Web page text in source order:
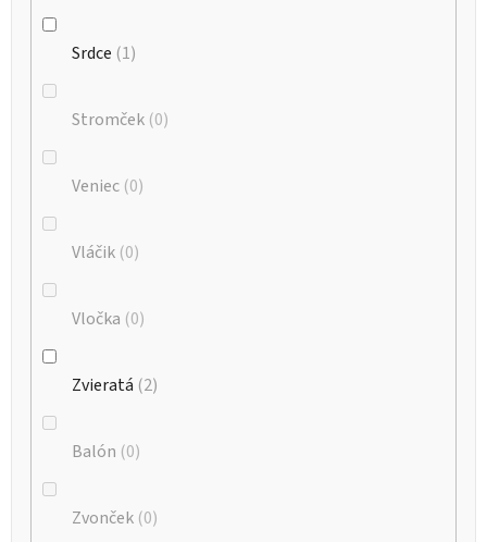
Srdce 1
Stromček 0
Veniec 0
Vláčik 0
Vločka 0
Zvieratá 2
Balón 0
Zvonček 0